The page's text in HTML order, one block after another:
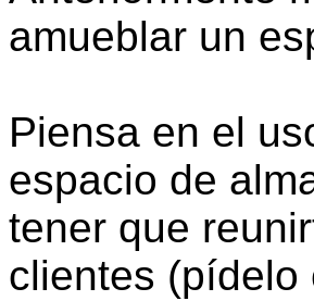
amueblar un
Piensa en el
espacio de
tener que
clientes (pídelo